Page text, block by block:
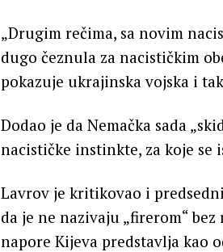
„Drugim rečima, sa novim
dugo čeznula za nacističkim
pokazuje ukrajinska vojska i
Dodao je da Nemačka sada
nacističke instinkte, za koje se
Lavrov je kritikovao i
da je ne nazivaju „firerom“
napore Kijeva predstavlja kao